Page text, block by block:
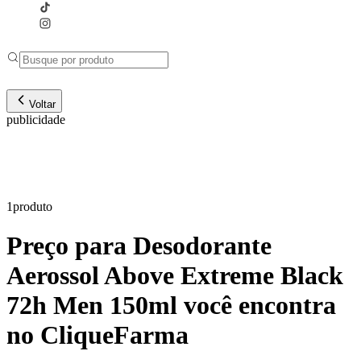
Voltar
publicidade
1produto
Preço para Desodorante
Aerossol Above Extreme Black
72h Men 150ml você encontra
no CliqueFarma